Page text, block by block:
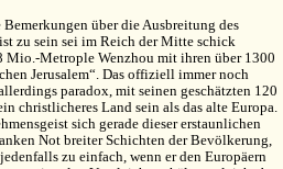
über die Ausbreitung des
zu sein sei im Reich der Mitte schick
Mio.-Metrople Wenzhou mit ihren über 1300
Jerusalem“. Das offiziell immer noch
paradox, mit seinen geschätzten 120
christlicheres Land sein als das alte Europa.
sich gerade dieser erstaunlichen
Not breiter Schichten der Bevölkerung,
zu einfach, wenn er den Europäern